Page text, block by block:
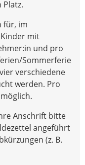
Platz.
für, im
mit
und pro
Sommerferie
verschiedene
werden. Pro
Anschrift bitte
angeführt
(z. B.